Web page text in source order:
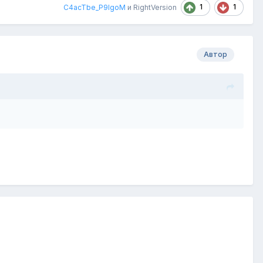
C4acTbe_P9IgoM и RightVersion 1 1
Автор